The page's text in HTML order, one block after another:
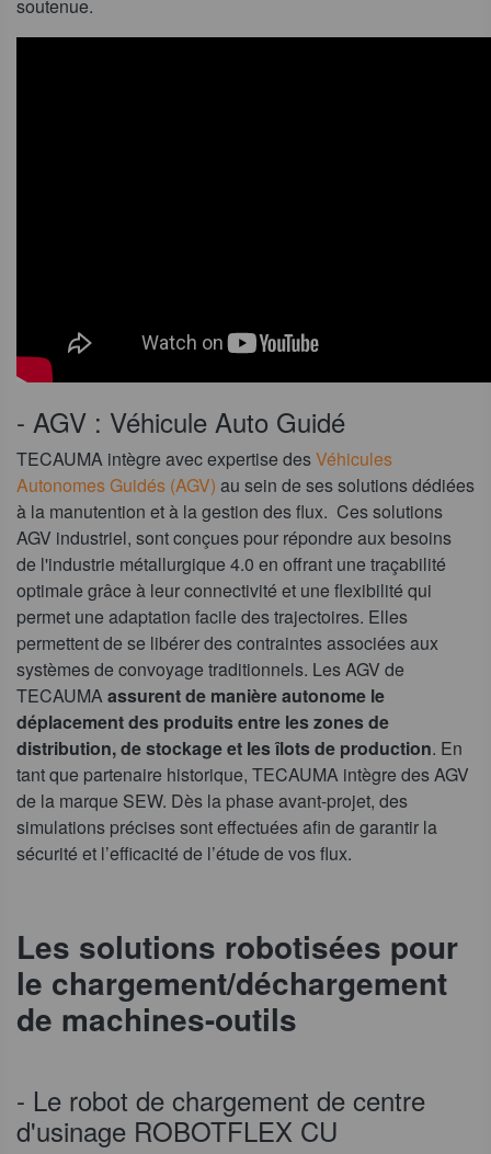
soutenue.
- AGV : Véhicule Auto Guidé
TECAUMA intègre avec expertise desVéhicules
Autonomes Guidés (AGV) au sein de ses solutions dédiées
à la manutention et à la gestion des flux. Ces solutions
AGV industriel, sont conçues pour répondre aux besoins
de l'industrie métallurgique 4.0 en offrant une traçabilité
optimale grâce à leur connectivité et une flexibilité qui
permet une adaptation facile des trajectoires. Elles
permettent de se libérer des contraintes associées aux
systèmes de convoyage traditionnels. Les AGV de
TECAUMAassurent de manière autonome le
déplacement des produits entre les zones de
distribution, de stockage et les îlots de production. En
tant que partenaire historique, TECAUMA intègre des AGV
de la marque SEW. Dès la phase avant-projet, des
simulations précises sont effectuées afin de garantir la
sécurité et l’efficacité de l’étude de vos flux.
Les solutions robotisées pour
le chargement/déchargement
de machines-outils
- Le robot de chargement de centre
d'usinage ROBOTFLEX CU